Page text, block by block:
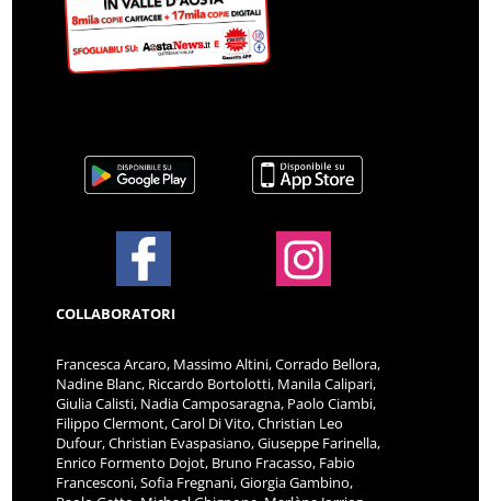
COLLABORATORI
Francesca Arcaro, Massimo Altini, Corrado Bellora,
Nadine Blanc, Riccardo Bortolotti, Manila Calipari,
Giulia Calisti, Nadia Camposaragna, Paolo Ciambi,
Filippo Clermont, Carol Di Vito, Christian Leo
Dufour, Christian Evaspasiano, Giuseppe Farinella,
Enrico Formento Dojot, Bruno Fracasso, Fabio
Francesconi, Sofia Fregnani, Giorgia Gambino,